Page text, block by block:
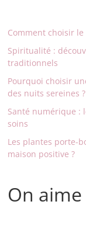
Comment choisir
Spiritualité :
traditionnels
Pourquoi choisir
des nuits sereines ?
Santé numérique :
soins
Les plantes porte-
maison positive ?
On